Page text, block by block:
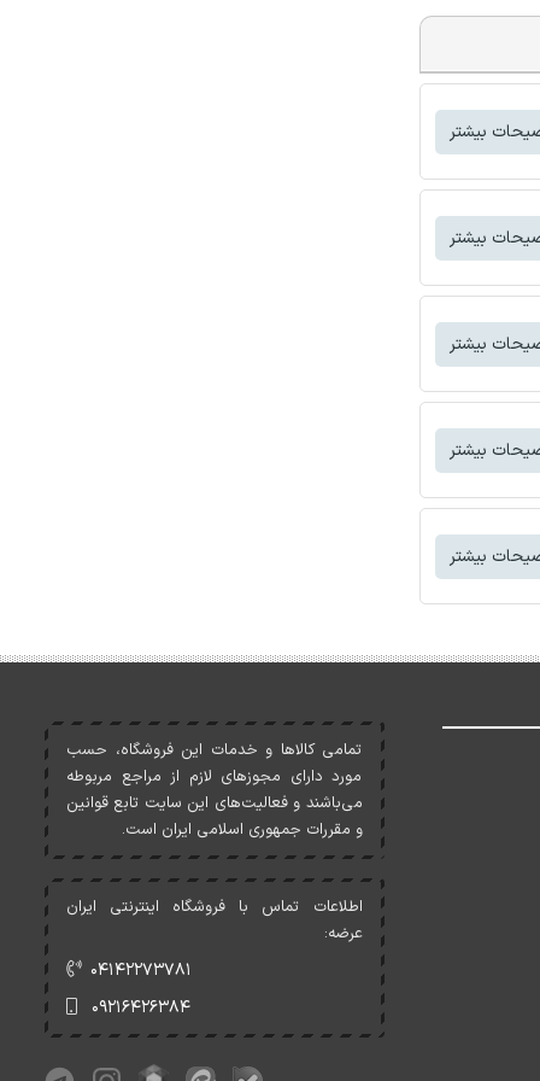
بیشتر
بیشتر
بیشتر
بیشتر
بیشتر
تمامی کالاها و خدمات اين فروشگاه، حسب
مورد دارای مجوزهای لازم از مراجع مربوطه
می‌باشند و فعاليت‌های اين سايت تابع قوانين
و مقررات جمهوری اسلامی ايران است.
اطلاعات تماس با فروشگاه اینترنتی ایران
عرضه:
۰۴۱۴۲۲۷۳۷۸۱
۰۹۲۱۶۴۲۶۳۸۴